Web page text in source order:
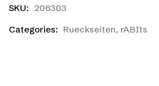
SKU: 206303
Categories: Rueckseiten, rABIts